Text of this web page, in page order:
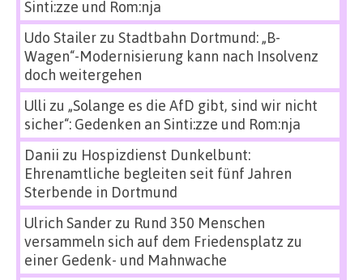
Sinti:zze und Rom:nja
Udo Stailerzu Stadtbahn Dortmund: „B-
Wagen“-Modernisierung kann nach Insolvenz
doch weitergehen
Ulli zu „Solange es die AfD gibt, sind wir nicht
sicher“: Gedenken an Sinti:zze und Rom:nja
Danii zu Hospizdienst Dunkelbunt:
Ehrenamtliche begleiten seit fünf Jahren
Sterbende in Dortmund
Ulrich Sanderzu Rund 350 Menschen
versammeln sich auf dem Friedensplatz zu
einer Gedenk- und Mahnwache